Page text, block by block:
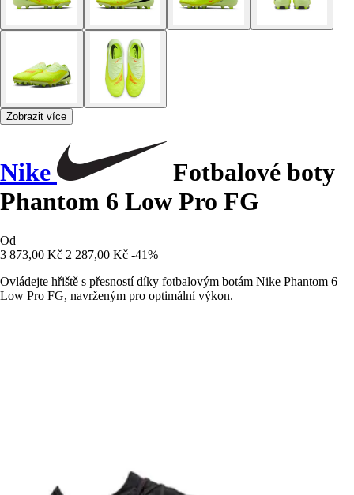
Zobrazit více
Nike
Fotbalové boty
Phantom 6 Low Pro FG
Od
3 873,00 Kč 2 287,00 Kč -41%
Ovládejte hřiště s přesností díky fotbalovým botám Nike Phantom 6
Low Pro FG, navrženým pro optimální výkon.